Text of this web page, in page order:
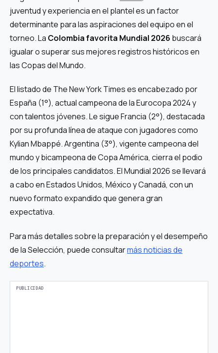
juventud y experiencia en el plantel es un factor
determinante para las aspiraciones del equipo en el
torneo. La Colombia favorita Mundial 2026 buscará
igualar o superar sus mejores registros históricos en
las Copas del Mundo.
El listado de The New York Times es encabezado por
España (1°), actual campeona de la Eurocopa 2024 y
con talentos jóvenes. Le sigue Francia (2°), destacada
por su profunda línea de ataque con jugadores como
Kylian Mbappé. Argentina (3°), vigente campeona del
mundo y bicampeona de Copa América, cierra el podio
de los principales candidatos. El Mundial 2026 se llevará
a cabo en Estados Unidos, México y Canadá, con un
nuevo formato expandido que genera gran
expectativa.
Para más detalles sobre la preparación y el desempeño
de la Selección, puede consultarmás noticias de
deportes.